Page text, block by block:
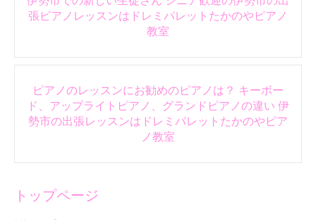
navigation
張ピアノレッスンはドレミパレットたかのやピアノ
教室
ピアノのレッスンにお勧めのピアノは？ キーボー
ド、アップライトピアノ、グランドピアノの違い 伊
勢市の出張レッスンはドレミパレットたかのやピア
ノ教室
トップページ